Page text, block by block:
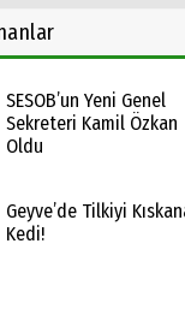
SESOB’un Yeni Genel
Sekreteri Kamil Özkan
Oldu
Geyve’de Tilkiyi
Kedi!